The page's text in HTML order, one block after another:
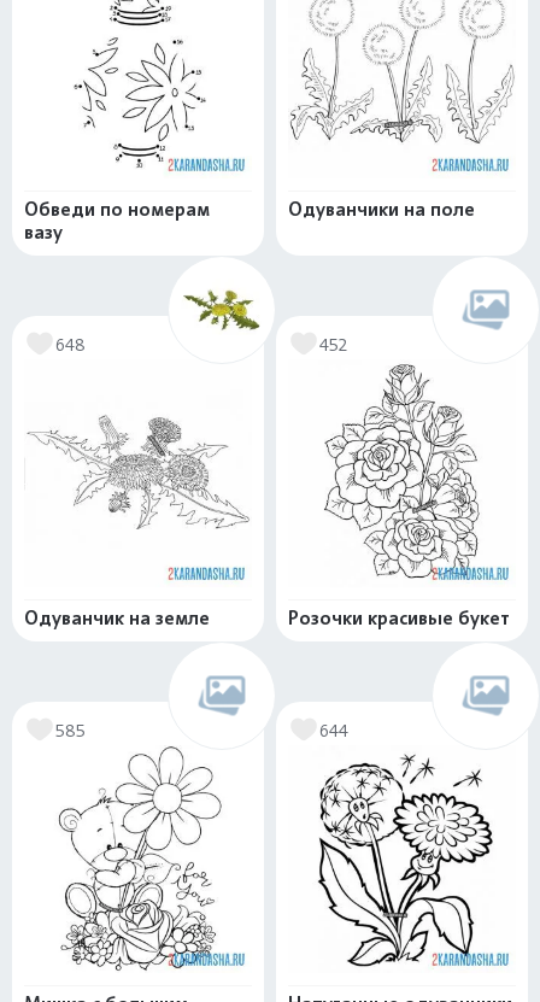
Обведи по номерам
вазу
Одуванчики на поле
648
Одуванчик на земле
452
Розочки красивые букет
585 644